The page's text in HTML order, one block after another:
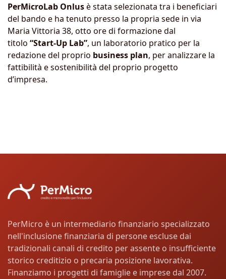
PerMicroLab Onlusè stata selezionata tra i beneficiari
del bando e ha tenuto presso la propria sede in via
Maria Vittoria 38, otto ore di formazione dal
titolo “Start-Up Lab”, un laboratorio pratico per la
redazione del proprio business plan, per analizzare la
fattibilità e sostenibilità del proprio progetto
d’impresa.
PerMicro è un intermediario finanziario specializzato
nell'inclusione finanziaria di persone escluse dai
tradizionali canali di credito per assente o insufficiente
storico creditizio o precaria posizione lavorativa.
Finanziamo i progetti di famiglie e imprese dal 2007.